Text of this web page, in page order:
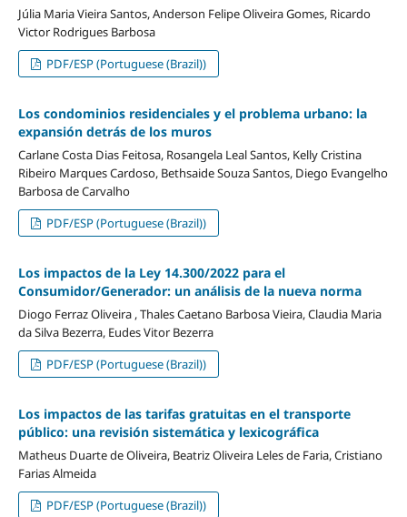
Júlia Maria Vieira Santos, Anderson Felipe Oliveira Gomes, Ricardo
Victor Rodrigues Barbosa
PDF/ESP (Portuguese (Brazil))
Los condominios residenciales y el problema urbano: la
expansión detrás de los muros
Carlane Costa Dias Feitosa, Rosangela Leal Santos, Kelly Cristina
Ribeiro Marques Cardoso, Bethsaide Souza Santos, Diego Evangelho
Barbosa de Carvalho
PDF/ESP (Portuguese (Brazil))
Los impactos de la Ley 14.300/2022 para el
Consumidor/Generador: un análisis de la nueva norma
Diogo Ferraz Oliveira , Thales Caetano Barbosa Vieira, Claudia Maria
da Silva Bezerra, Eudes Vitor Bezerra
PDF/ESP (Portuguese (Brazil))
Los impactos de las tarifas gratuitas en el transporte
público: una revisión sistemática y lexicográfica
Matheus Duarte de Oliveira, Beatriz Oliveira Leles de Faria, Cristiano
Farias Almeida
PDF/ESP (Portuguese (Brazil))